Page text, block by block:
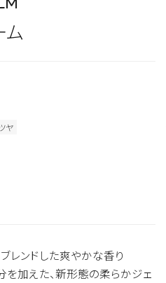
ム
ヤ
レンドした爽やかな香り
を加えた、新形態の柔らかジェ